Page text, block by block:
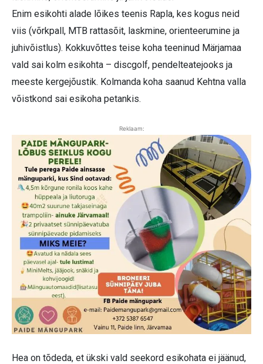
Enim esikohti alade lõikes teenis Rapla, kes kogus neid
viis (võrkpall, MTB rattasõit, laskmine, orienteerumine ja
juhivõistlus). Kokkuvõttes teise koha teeninud Märjamaa
vald sai kolm esikohta – discgolf, pendelteatejooks ja
meeste kergejõustik. Kolmanda koha saanud Kehtna valla
võistkond sai esikoha petankis.
Reklaam:
Hea on tõdeda, et ükski vald seekord esikohata ei jäänud,